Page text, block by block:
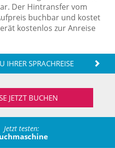
Der Hintransfer vom
buchbar und kostet
kostenlos zur Anreise
IHRER SPRACHREISE
JETZT BUCHEN
Jetzt testen: